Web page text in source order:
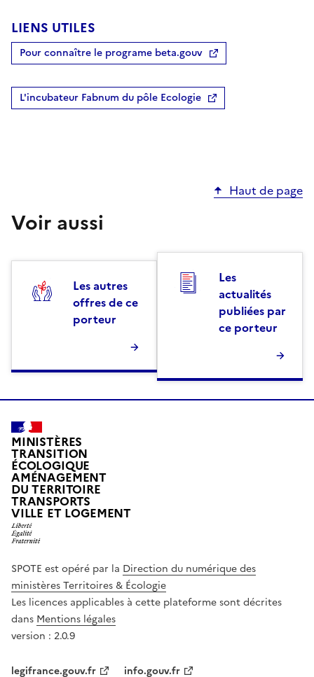
LIENS UTILES
Pour connaître le programe beta.gouv
L'incubateur Fabnum du pôle Ecologie
Haut de page
Voir aussi
Les autres
offres de ce
porteur
Les
actualités
publiées par
ce porteur
MINISTÈRES
TRANSITION
ÉCOLOGIQUE
AMÉNAGEMENT
DU TERRITOIRE
TRANSPORTS
VILLE ET LOGEMENT
SPOTE est opéré par la Direction du numérique des
ministères Territoires & Écologie
Les licences applicables à cette plateforme sont décrites
dans Mentions légales
version : 2.0.9
legifrance.gouv.fr info.gouv.fr